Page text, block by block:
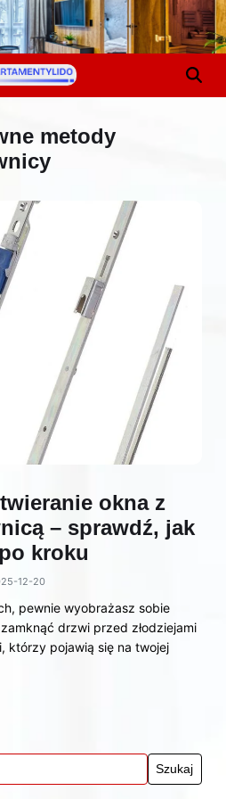
metody
okna z
– sprawdź, jak
kroku
12-20
pewnie wyobrażasz sobie
drzwi przed złodziejami
którzy pojawią się na twojej